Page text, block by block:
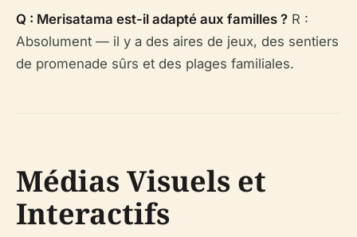
Q : Merisatama est-il adapté aux familles ? R :
Absolument — il y a des aires de jeux, des sentiers
de promenade sûrs et des plages familiales.
Médias Visuels et
Interactifs